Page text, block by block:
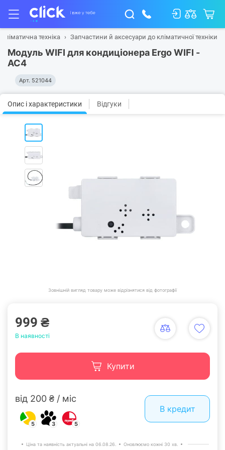
Кліматична техніка Запчастини й аксесуари до кліматичної техніки
Модуль WIFI для кондиціонера Ergo WIFI -
AC4
Арт. 521044
Опис і характеристики Відгуки
Зовнішній вигляд товару може відрізнятися від фотографії
999 ₴
В наявності
Купити
від 200 ₴ / міс
5 3 5
В кредит
Ціна та наявність актуальні на 06.08.26. Оновлюємо кожні 30 хв.